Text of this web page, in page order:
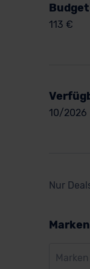
Budget
113 €
10/2026
Nur
Marken